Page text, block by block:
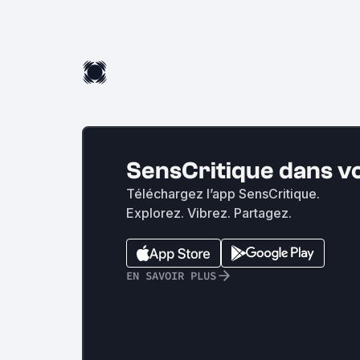
SensCritique dans
Téléchargez l’app SensCritique.
Explorez. Vibrez. Partagez.
EN SAVOIR PLUS